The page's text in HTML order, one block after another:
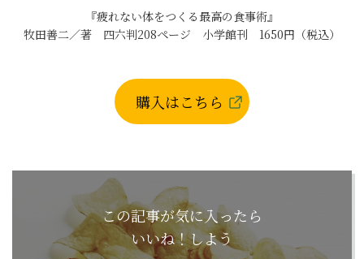
『疲れない体をつくる最高の食事術』
牧田善二／著 四六判208ページ 小学館刊 1650円（税込）
購入はこちら
この記事が気に入ったら
いいね！しよう